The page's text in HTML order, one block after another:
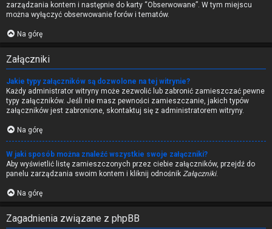
zarządzania kontem i następnie do karty “Obserwowane”. W tym miejscu
można wyłączyć obserwowanie forów i tematów.
Na górę
Załączniki
Jakie typy załączników są dozwolone na tej witrynie?
Każdy administrator witryny może zezwolić lub zabronić zamieszczać pewne
typy załączników. Jeśli nie masz pewności zamieszczanie, jakich typów
załączników jest zabronione, skontaktuj się z administratorem witryny.
Na górę
W jaki sposób można znaleźć wszystkie swoje załączniki?
Aby wyświetlić listę zamieszczonych przez ciebie załączników, przejdź do
panelu zarządzania swoim kontem i kliknij odnośnik Załączniki.
Na górę
Zagadnienia związane z phpBB